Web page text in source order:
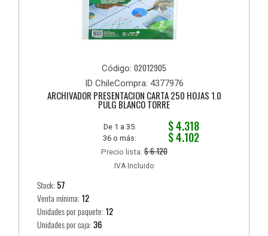
Código: 02012905
ID ChileCompra: 4377976
ARCHIVADOR PRESENTACION CARTA 250 HOJAS 1.0
PULG BLANCO TORRE
De 1 a 35: $ 4.318
36 o más: $ 4.102
Precio lista:$ 6.120
IVA Incluido
Stock: 57
Venta mínima: 12
Unidades por paquete: 12
Unidades por caja:36